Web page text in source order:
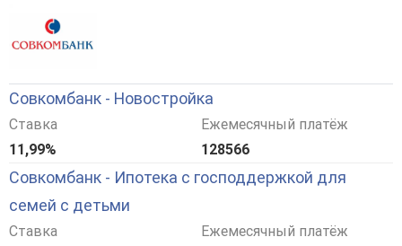
Совкомбанк - Новостройка
Ставка
11,99%
Ежемесячный платёж
128566
Совкомбанк - Ипотека с господдержкой для
семей с детьми
Ставка Ежемесячный платёж